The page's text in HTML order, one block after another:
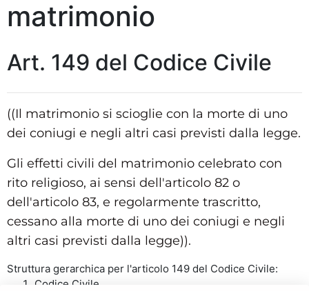
matrimonio
Art. 149 del Codice Civile
((Il matrimonio si scioglie con la morte di uno
dei coniugi e negli altri casi previsti dalla legge.
Gli effetti civili del matrimonio celebrato con
rito religioso, ai sensi dell'articolo 82 o
dell'articolo 83, e regolarmente trascritto,
cessano alla morte di uno dei coniugi e negli
altri casi previsti dalla legge)).
Struttura gerarchica per l'articolo 149 del Codice Civile:
Codice Civile